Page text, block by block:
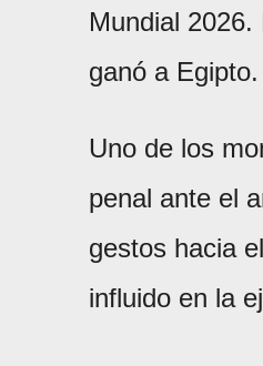
Mundial
ganó a Egipto.
Uno de los
penal ante el
gestos hacia
influido en la